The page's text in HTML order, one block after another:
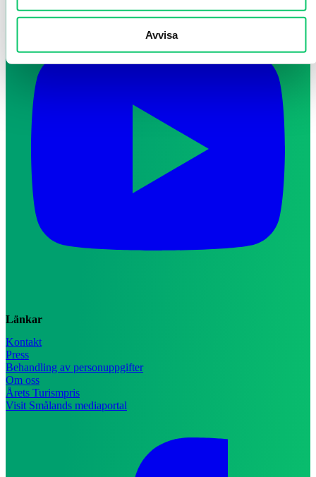
Avvisa
Länkar
Kontakt
Press
Behandling av personuppgifter
Om oss
Årets Turismpris
Visit Smålands mediaportal